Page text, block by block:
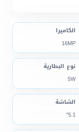
الكاميرا
16MP
نوع البطارية
5W
الشاشة
5.1"